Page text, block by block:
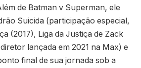
de Batman v Superman, ele
Suicida (participação especial,
(2017), Liga da Justiça de Zack
lançada em 2021 na Max) e
final de sua jornada sob a